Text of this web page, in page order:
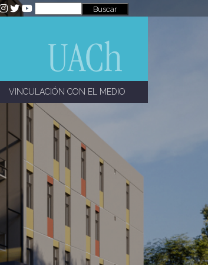
VINCULACIÓN CON EL MEDIO